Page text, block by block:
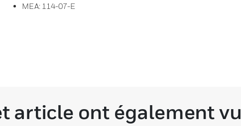
MEA: 114-07-E
article ont également vu